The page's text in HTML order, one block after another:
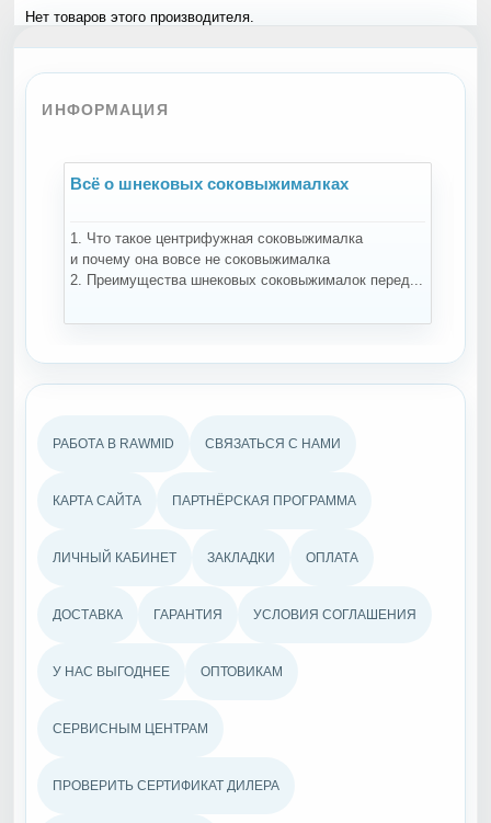
техника для вашей кухни,
периодом эксплуатации. Имея высокие стандарты качества,
Компания производит соковыжималки, блендеры и йогуртницы.
Нет товаров этого производителя.
ИНФОРМАЦИЯ
Всё о шнековых соковыжималках
1. Что такое центрифужная соковыжималка
и почему она вовсе не соковыжималка
2. Преимущества шнековых соковыжималок перед...
РАБОТА В RAWMID СВЯЗАТЬСЯ С НАМИ
КАРТА САЙТА ПАРТНЁРСКАЯ ПРОГРАММА
ЛИЧНЫЙ КАБИНЕТ ЗАКЛАДКИ ОПЛАТА
ДОСТАВКА ГАРАНТИЯ УСЛОВИЯ СОГЛАШЕНИЯ
У НАС ВЫГОДНЕЕ ОПТОВИКАМ
СЕРВИСНЫМ ЦЕНТРАМ
ПРОВЕРИТЬ СЕРТИФИКАТ ДИЛЕРА